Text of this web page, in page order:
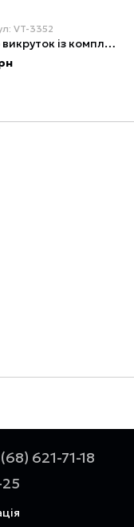
VT-3352
Набір викруток із комплектом насадок 51 од INTERTOOL VT-3352
621-71-18